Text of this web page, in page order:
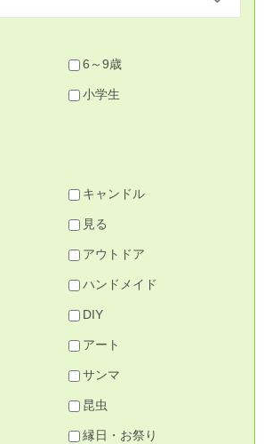
6～9歳
小学生
キャンドル
見る
アウトドア
ハンドメイド
DIY
アート
サンマ
昆虫
縁日・お祭り